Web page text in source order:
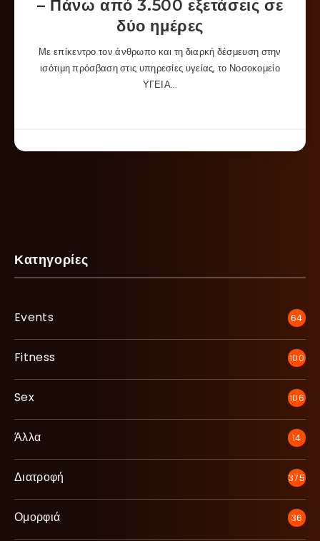
– Πάνω από 3.500 εξετάσεις σε
δύο ημέρες
Με επίκεντρο τον άνθρωπο και τη διαρκή δέσμευση στην
ισότιμη πρόσβαση στις υπηρεσίες υγείας, το Νοσοκομείο
ΥΓΕΙΑ…
Κατηγορίες
Events 64
Fitness 100
Sex 106
Άλλα 14
Διατροφή 375
Ομορφιά 36